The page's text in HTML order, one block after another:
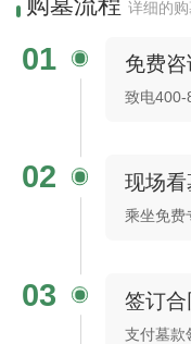
详细的
01 免费咨
致电400-
02 现场看
乘坐免费
03 签订合
支付墓款